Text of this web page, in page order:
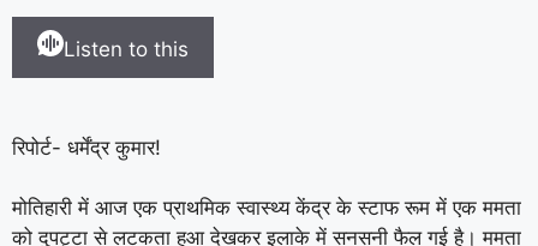
Listen to this
रिपोर्ट- धर्मेंद्र कुमार!
मोतिहारी में आज एक प्राथमिक स्वास्थ्य केंद्र के स्टाफ रूम में एक ममता
को दुपट्टा से लटकता हुआ देखकर इलाके में सनसनी फैल गई है। ममता